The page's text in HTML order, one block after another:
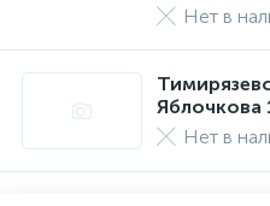
Нет в
Яблочкова
Нет в